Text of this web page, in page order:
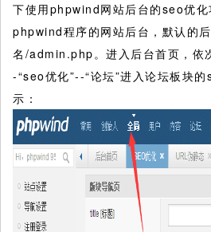
下使用phpwind网站后台的seo优化
phpwind程序的网站后台，默认的
名/admin.php。进入后台首页，依
-“seo优化”--“论坛”进入论坛板块
示：